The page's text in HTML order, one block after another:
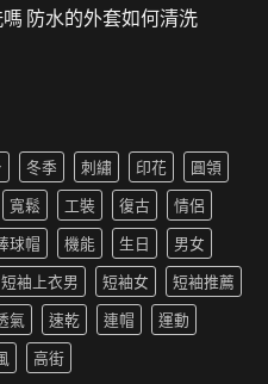
防水的外套如何清洗
冬季 刺繡 印花
圓領
寬鬆 工裝 復古
情侶
球帽 機能 生日
男女
短袖上衣男 短袖女
短袖推薦
氣 速乾 連帽
運動
高街